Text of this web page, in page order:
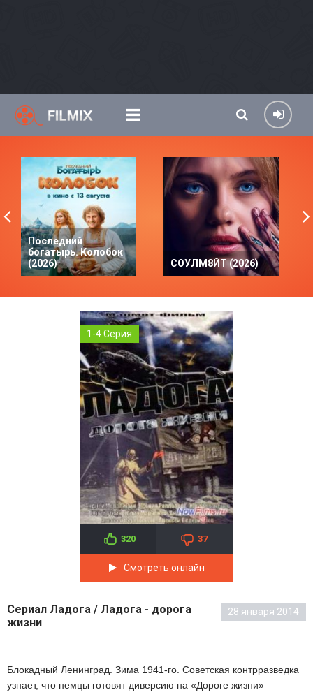
Последний
богатырь. Колобок
(2026)
СОУЛМ8ЙТ (2026)
1-4 Серия
320 37
Смотреть онлайн
Сериал Ладога / Ладога - дорога
жизни
28 января 2014
Блокадный Ленинград. Зима 1941-го. Советская контрразведка
узнает, что немцы готовят диверсию на «Дороге жизни» —